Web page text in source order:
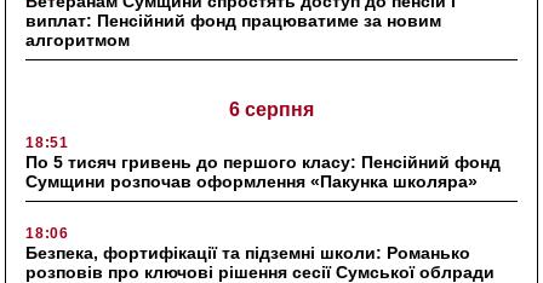
виплат: Пенсійний фонд працюватиме за новим
алгоритмом
6 серпня
18:51
По 5 тисяч гривень до першого класу: Пенсійний фонд
Сумщини розпочав оформлення «Пакунка школяра»
18:06
Безпека, фортифікації та підземні школи: Романько
розповів про ключові рішення сесії Сумської облради